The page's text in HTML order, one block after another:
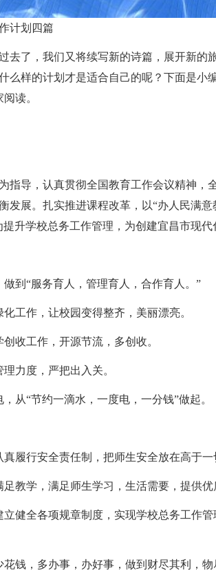
计划四篇
去了，我们又将续写新的诗篇，展开新的
么样的计划才是适合自己的呢？下面是小
读。
指导，认真贯彻全国教育工作会议精神，
发展。扎实推进课程改革，以“办人民满意
升学校总务工作管理，为创建宜昌市现代
到“服务育人，管理育人，合作育人。”
工作，让校园变得整齐，美丽漂亮。
收工作，开源节流，多创收。
力度，严把出入关。
从“节约一滴水，一度电，一分钱”做起。
履行安全责任制，把师生安全放在高于一
教学，满足师生学习，生活需要，提供优
立健全各项规章制度，实现学校总务工作
钱，多办事，办好事，做到财尽其利，物